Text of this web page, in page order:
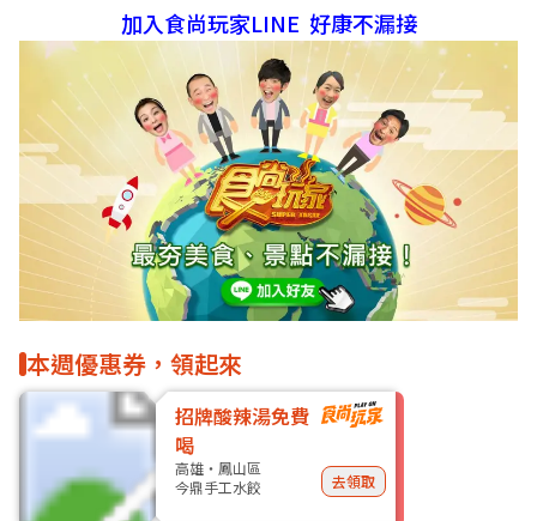
加入食尚玩家LINE 好康不漏接
本週優惠券，領起來
招牌酸辣湯免費
喝
高雄・鳳山區
今鼎手工水餃
去領取